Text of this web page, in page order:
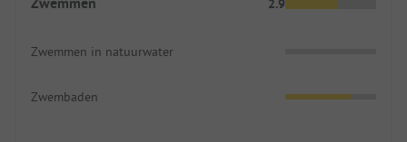
2.9
Zwemmen in natuurwater
Zwembaden